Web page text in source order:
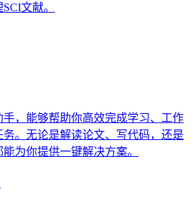
文献。
，能够帮助你高效完成学习、工作
。无论是解读论文、写代码，还是
为你提供一键解决方案。